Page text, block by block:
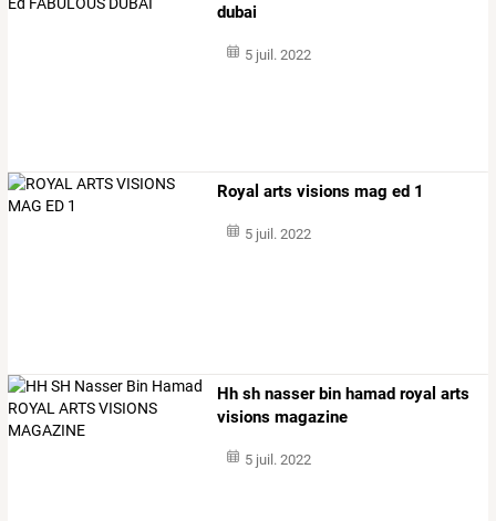
dubai
5 juil. 2022
Royal arts visions mag ed 1
5 juil. 2022
Hh sh nasser bin hamad royal arts
visions magazine
5 juil. 2022